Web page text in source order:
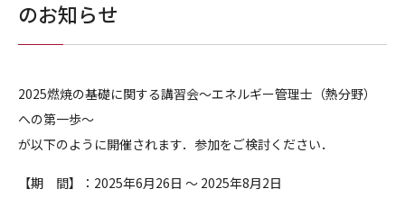
のお知らせ
2025燃焼の基礎に関する講習会〜エネルギー管理士（熱分野）
への第一歩〜
が以下のように開催されます．参加をご検討ください．
【期 間】： 2025年6月26日 〜 2025年8月2日